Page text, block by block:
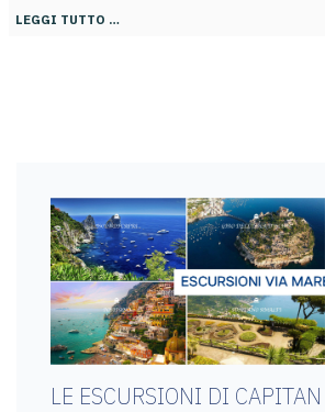
LEGGI TUTTO …
LE ESCURSIONI DI